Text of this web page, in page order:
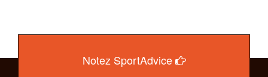
Notez SportAdvice